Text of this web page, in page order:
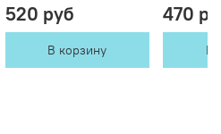
520 руб
В корзину
470
В